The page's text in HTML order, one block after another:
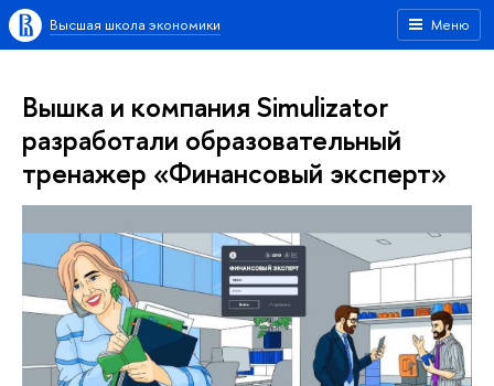
Меню
Высшая школа экономики
Вышка и компания Simulizator
разработали образовательный
тренажер «Финансовый эксперт»